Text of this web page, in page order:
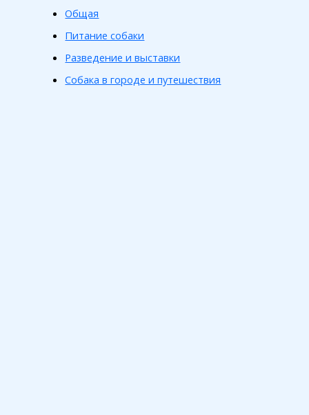
Общая
Питание собаки
Разведение и выставки
Собака в городе и путешествия